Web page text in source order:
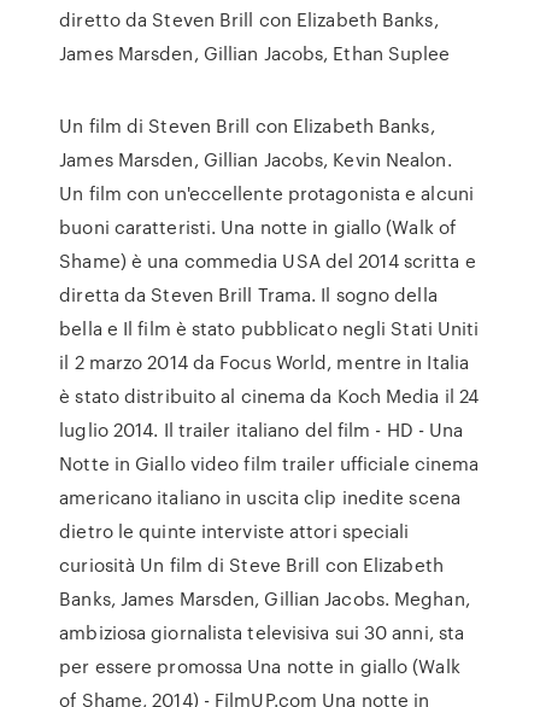
diretto da Steven Brill con Elizabeth Banks,
James Marsden, Gillian Jacobs, Ethan Suplee
Un film di Steven Brill con Elizabeth Banks,
James Marsden, Gillian Jacobs, Kevin Nealon.
Un film con un'eccellente protagonista e alcuni
buoni caratteristi. Una notte in giallo (Walk of
Shame) è una commedia USA del 2014 scritta e
diretta da Steven Brill Trama. Il sogno della
bella e Il film è stato pubblicato negli Stati Uniti
il 2 marzo 2014 da Focus World, mentre in Italia
è stato distribuito al cinema da Koch Media il 24
luglio 2014. Il trailer italiano del film - HD - Una
Notte in Giallo video film trailer ufficiale cinema
americano italiano in uscita clip inedite scena
dietro le quinte interviste attori speciali
curiosità Un film di Steve Brill con Elizabeth
Banks, James Marsden, Gillian Jacobs. Meghan,
ambiziosa giornalista televisiva sui 30 anni, sta
per essere promossa Una notte in giallo (Walk
of Shame, 2014) - FilmUP.com Una notte in